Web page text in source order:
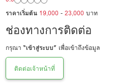
ราคาเริ่มต้น 19,000 -23,000 บาท
ช่องทางการติดต่อ
กรุณา“เข้าสู่ระบบ” เพื่อเข้าถึงข้อมูล
ติดต่อเจ้าหน้าที่